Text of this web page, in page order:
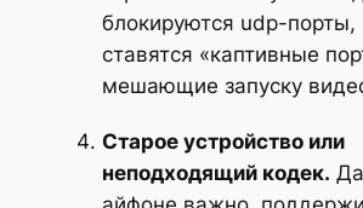
блокируются udp-порты,
ставятся «каптивные
мешающие запуску
Старое устройство или
неподходящий кодек.